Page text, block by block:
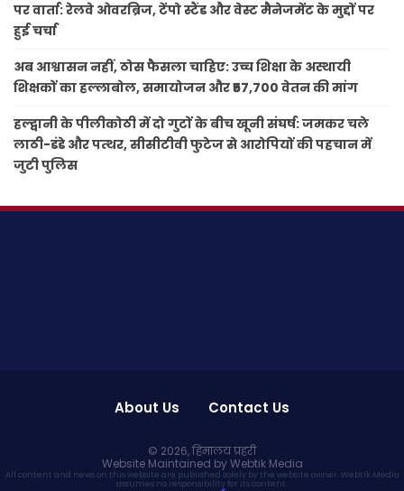
पर वार्ता: रेलवे ओवरब्रिज, टेंपो स्टैंड और वेस्ट मैनेजमेंट के मुद्दों पर
हुई चर्चा
अब आश्वासन नहीं, ठोस फैसला चाहिए: उच्च शिक्षा के अस्थायी
शिक्षकों का हल्लाबोल, समायोजन और ₹57,700 वेतन की मांग
हल्द्वानी के पीलीकोठी में दो गुटों के बीच खूनी संघर्ष: जमकर चले
लाठी-डंडे और पत्थर, सीसीटीवी फुटेज से आरोपियों की पहचान में
जुटी पुलिस
About Us Contact Us
© 2026,हिमालय प्रहरी
Website Maintained by Webtik Media
All content and news on this website are published solely by the website owner. Webtik Media
assumes no responsibility for its content.